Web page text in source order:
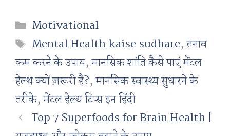
Categories
Motivational
Tags
Mental Health kaise sudhare,तनाव
कम करने के उपाय,मानसिक शांति कैसे पाएं मेंटल
हेल्थ क्यों ज़रूरी है?,मानसिक स्वास्थ्य सुधारने के
तरीके,मेंटल हेल्थ टिप्स इन हिंदी
Top 7 Superfoods for Brain Health |